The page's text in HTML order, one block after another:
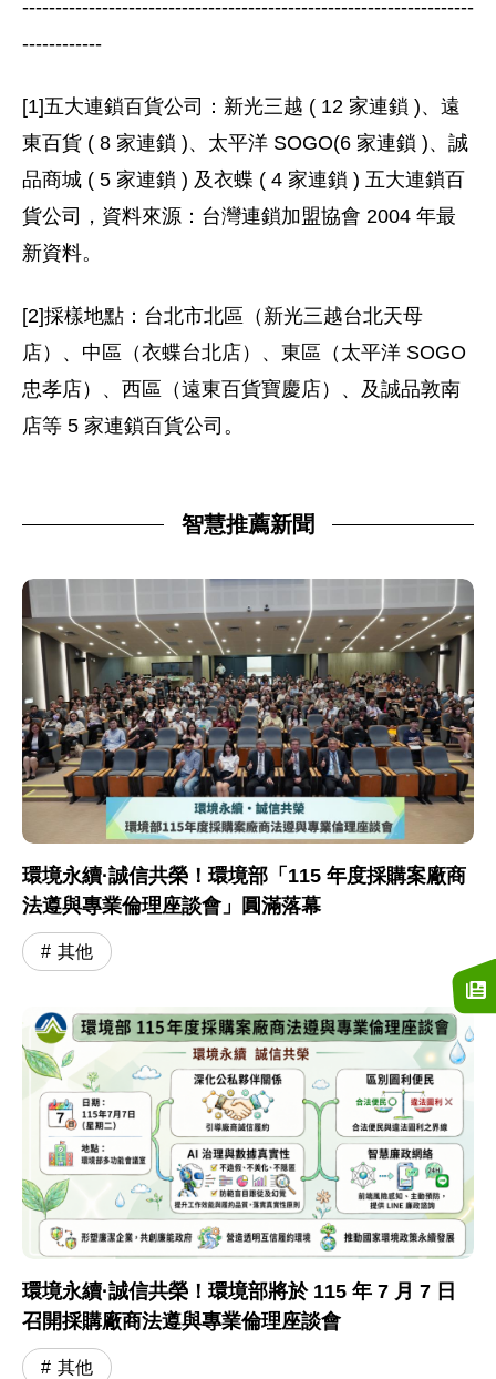
--------------------------------------------------------------------
------------
[1]五大連鎖百貨公司：新光三越 ( 12 家連鎖 )、遠
東百貨 ( 8 家連鎖 )、太平洋 SOGO(6 家連鎖 )、誠
品商城 ( 5 家連鎖 ) 及衣蝶 ( 4 家連鎖 ) 五大連鎖百
貨公司，資料來源：台灣連鎖加盟協會 2004 年最
新資料。
[2]採樣地點：台北市北區（新光三越台北天母
店）、中區（衣蝶台北店）、東區（太平洋 SOGO
忠孝店）、西區（遠東百貨寶慶店）、及誠品敦南
店等 5 家連鎖百貨公司。
智慧推薦新聞
環境永續·誠信共榮！環境部「115 年度採購案廠商
法遵與專業倫理座談會」圓滿落幕
其他
環境永續·誠信共榮！環境部將於 115 年 7 月 7 日
召開採購廠商法遵與專業倫理座談會
其他